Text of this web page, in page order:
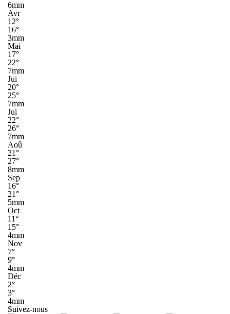
6mm
Avr
12°
16°
3mm
Mai
17°
22°
7mm
Jui
20°
25°
7mm
Jui
22°
26°
7mm
Aoû
21°
27°
8mm
Sep
16°
21°
5mm
Oct
11°
15°
4mm
Nov
7°
9°
4mm
Déc
2°
3°
4mm
Suivez-nous